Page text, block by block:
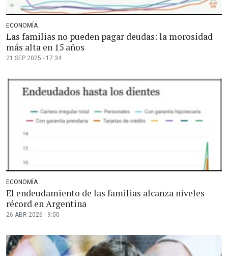
ECONOMÍA
Las familias no pueden pagar deudas: la morosidad
más alta en 15 años
21 SEP 2025 - 17:34
ECONOMÍA
El endeudamiento de las familias alcanza niveles
récord en Argentina
26 ABR 2026 - 9:00